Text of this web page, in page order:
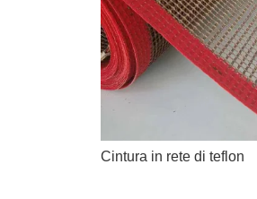
Cintura in rete di teflon